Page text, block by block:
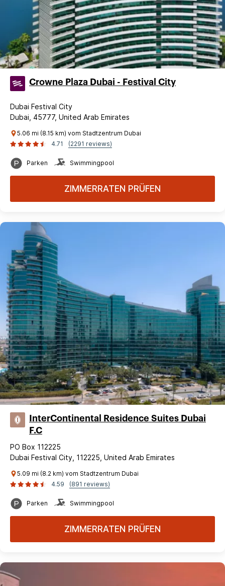
Crowne Plaza Dubai - Festival City
Dubai Festival City
Dubai, 45777, United Arab Emirates
5.06 mi (8.15 km) vom Stadtzentrum Dubai
4.71
(2291 reviews)
Parken Swimmingpool
ZIMMERRATEN PRÜFEN
InterContinental Residence Suites Dubai
F.C
PO Box 112225
Dubai Festival City, 112225, United Arab Emirates
5.09 mi (8.2 km) vom Stadtzentrum Dubai
4.59
(891 reviews)
Parken Swimmingpool
ZIMMERRATEN PRÜFEN